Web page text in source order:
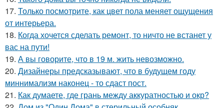
17. Только посмотрите, как цвет пола меняет ощущения
от интерьера.
18. Когда хочется сделать ремонт, то ничто не встанет у
вас на пути!
19. А вы говорите, что в 19 м. жить невозможно.
20. Дизайнеры предсказывают, что в будущем году
миннимализм наконец - то сдаст пост.
21. Как думаете, где грань между аккуратностью и окр?